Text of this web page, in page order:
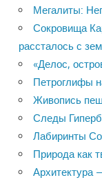
Мегалиты:
Сокровища
рассталось с
«Делос,
Петроглифы
Живопись
Следы
Лабиринты
Природа как
Архитектура